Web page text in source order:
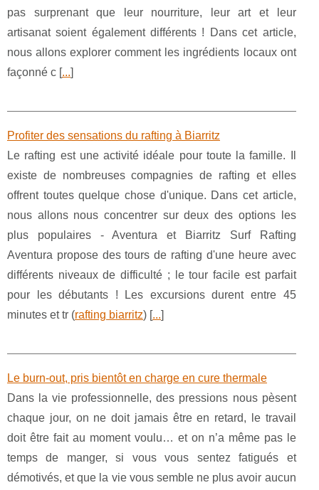
pas surprenant que leur nourriture, leur art et leur
artisanat soient également différents ! Dans cet article,
nous allons explorer comment les ingrédients locaux ont
façonné c [...]
Profiter des sensations du rafting à Biarritz
Le rafting est une activité idéale pour toute la famille. Il
existe de nombreuses compagnies de rafting et elles
offrent toutes quelque chose d'unique. Dans cet article,
nous allons nous concentrer sur deux des options les
plus populaires - Aventura et Biarritz Surf Rafting
Aventura propose des tours de rafting d'une heure avec
différents niveaux de difficulté ; le tour facile est parfait
pour les débutants ! Les excursions durent entre 45
minutes et tr (rafting biarritz) [...]
Le burn-out, pris bientôt en charge en cure thermale
Dans la vie professionnelle, des pressions nous pèsent
chaque jour, on ne doit jamais être en retard, le travail
doit être fait au moment voulu… et on n’a même pas le
temps de manger, si vous vous sentez fatigués et
démotivés, et que la vie vous semble ne plus avoir aucun